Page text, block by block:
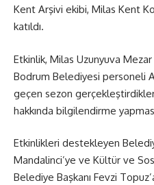
Kent Arşivi ekibi, Milas Kent
katıldı.
Etkinlik, Milas Uzunyuva
Bodrum Belediyesi personeli
geçen sezon
hakkında bilgilendirme
Etkinlikleri destekleyen
Mandalinci’ye ve Kültür ve
Belediye Başkanı Fevzi